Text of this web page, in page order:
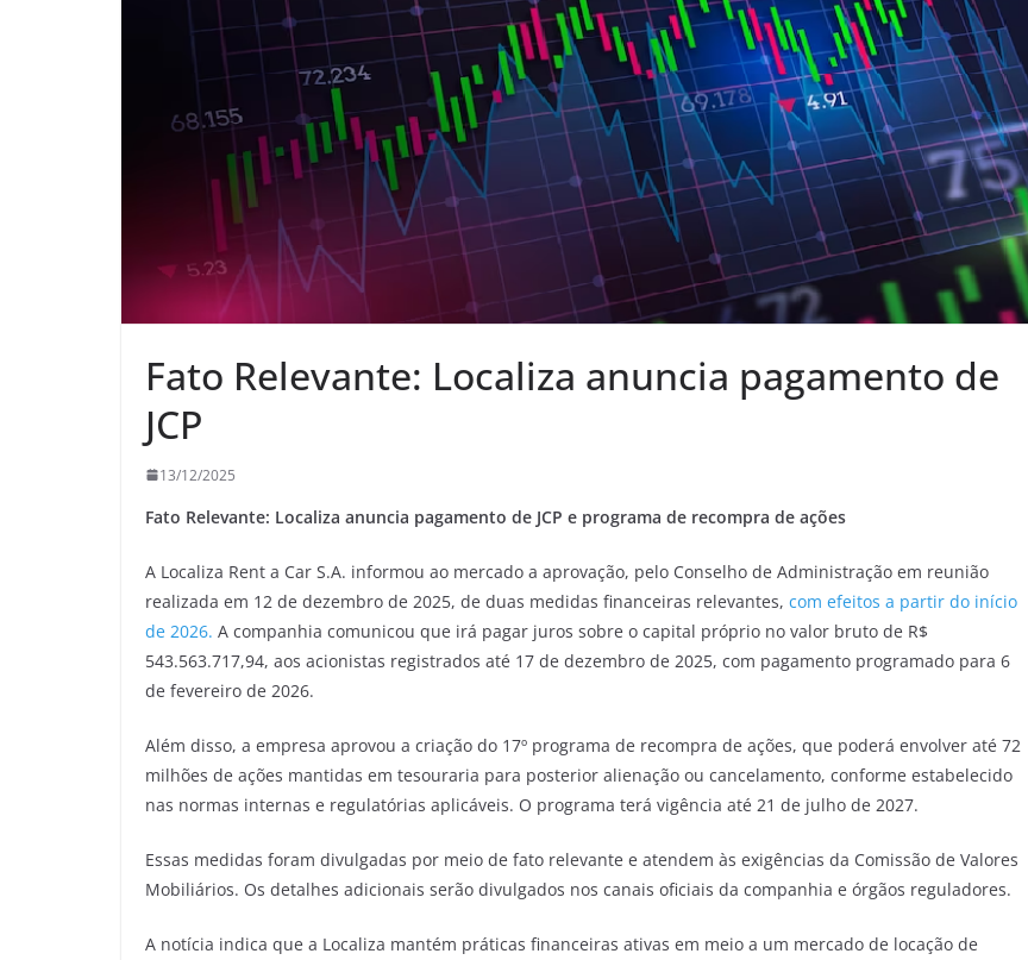
Fato Relevante: Localiza anuncia pagamento de
JCP
13/12/2025
Fato Relevante: Localiza anuncia pagamento de JCP e programa de recompra de ações
A Localiza Rent a Car S.A. informou ao mercado a aprovação, pelo Conselho de Administração em reunião
realizada em 12 de dezembro de 2025, de duas medidas financeiras relevantes, com efeitos a partir do início
de 2026. A companhia comunicou que irá pagar juros sobre o capital próprio no valor bruto de R$
543.563.717,94, aos acionistas registrados até 17 de dezembro de 2025, com pagamento programado para 6
de fevereiro de 2026.
Além disso, a empresa aprovou a criação do 17º programa de recompra de ações, que poderá envolver até 72
milhões de ações mantidas em tesouraria para posterior alienação ou cancelamento, conforme estabelecido
nas normas internas e regulatórias aplicáveis. O programa terá vigência até 21 de julho de 2027.
Essas medidas foram divulgadas por meio de fato relevante e atendem às exigências da Comissão de Valores
Mobiliários. Os detalhes adicionais serão divulgados nos canais oficiais da companhia e órgãos reguladores.
A notícia indica que a Localiza mantém práticas financeiras ativas em meio a um mercado de locação de